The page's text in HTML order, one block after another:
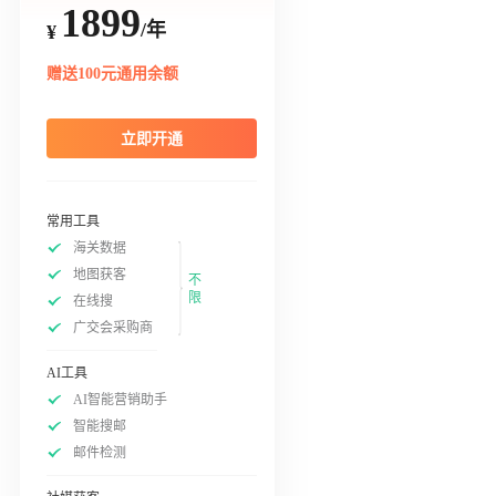
¥ 1899/年
赠送100元通用余额
立即开通
常用工具
海关数据
地图获客
在线搜
广交会采购商
不
限
AI工具
AI智能营销助手
智能搜邮
邮件检测